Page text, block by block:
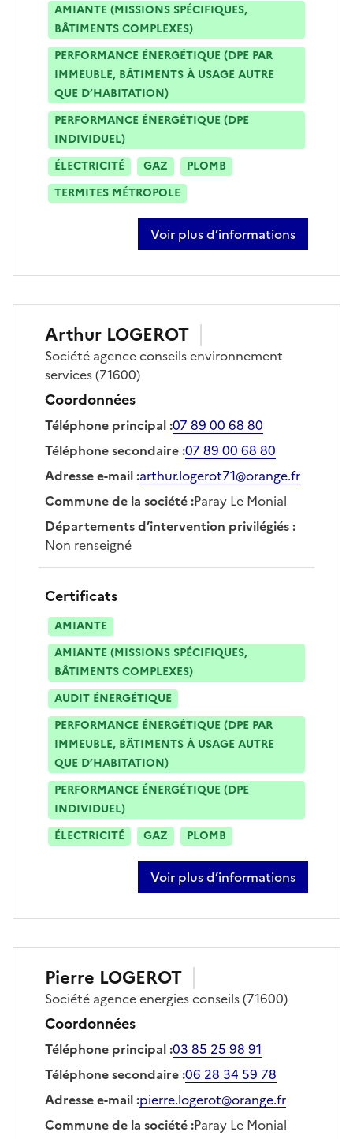
AMIANTE (MISSIONS SPÉCIFIQUES,
BÂTIMENTS COMPLEXES)
PERFORMANCE ÉNERGÉTIQUE (DPE PAR
IMMEUBLE, BÂTIMENTS À USAGE AUTRE
QUE D’HABITATION)
PERFORMANCE ÉNERGÉTIQUE (DPE
INDIVIDUEL)
ÉLECTRICITÉ
GAZ
PLOMB
TERMITES MÉTROPOLE
Voir plus d’informations
sur mathieu dazy
Arthur LOGEROT
Société agence conseils environnement
services(71600)
Coordonnées
Téléphone principal:07 89 00 68 80
Téléphone secondaire:07 89 00 68 80
Adresse e-mail:arthur.logerot71@orange.fr
Commune de la société:Paray Le Monial
Départements d’intervention privilégiés:
Non renseigné
Certificats
AMIANTE
AMIANTE (MISSIONS SPÉCIFIQUES,
BÂTIMENTS COMPLEXES)
AUDIT ÉNERGÉTIQUE
PERFORMANCE ÉNERGÉTIQUE (DPE PAR
IMMEUBLE, BÂTIMENTS À USAGE AUTRE
QUE D’HABITATION)
PERFORMANCE ÉNERGÉTIQUE (DPE
INDIVIDUEL)
ÉLECTRICITÉ
GAZ PLOMB
Voir plus d’informations
sur arthur logerot
Pierre LOGEROT
Société agence energies conseils(71600)
Coordonnées
Téléphone principal:03 85 25 98 91
Téléphone secondaire:06 28 34 59 78
Adresse e-mail:pierre.logerot@orange.fr
Commune de la société:Paray Le Monial